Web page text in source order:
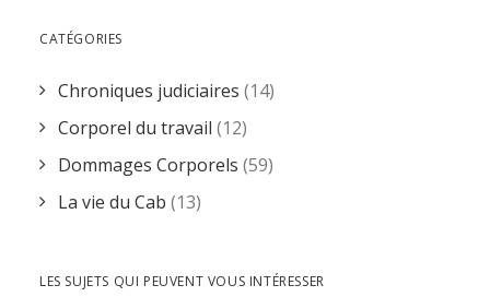
CATÉGORIES
Chroniques judiciaires (14)
Corporel du travail (12)
Dommages Corporels (59)
La vie du Cab (13)
LES SUJETS QUI PEUVENT VOUS INTÉRESSER